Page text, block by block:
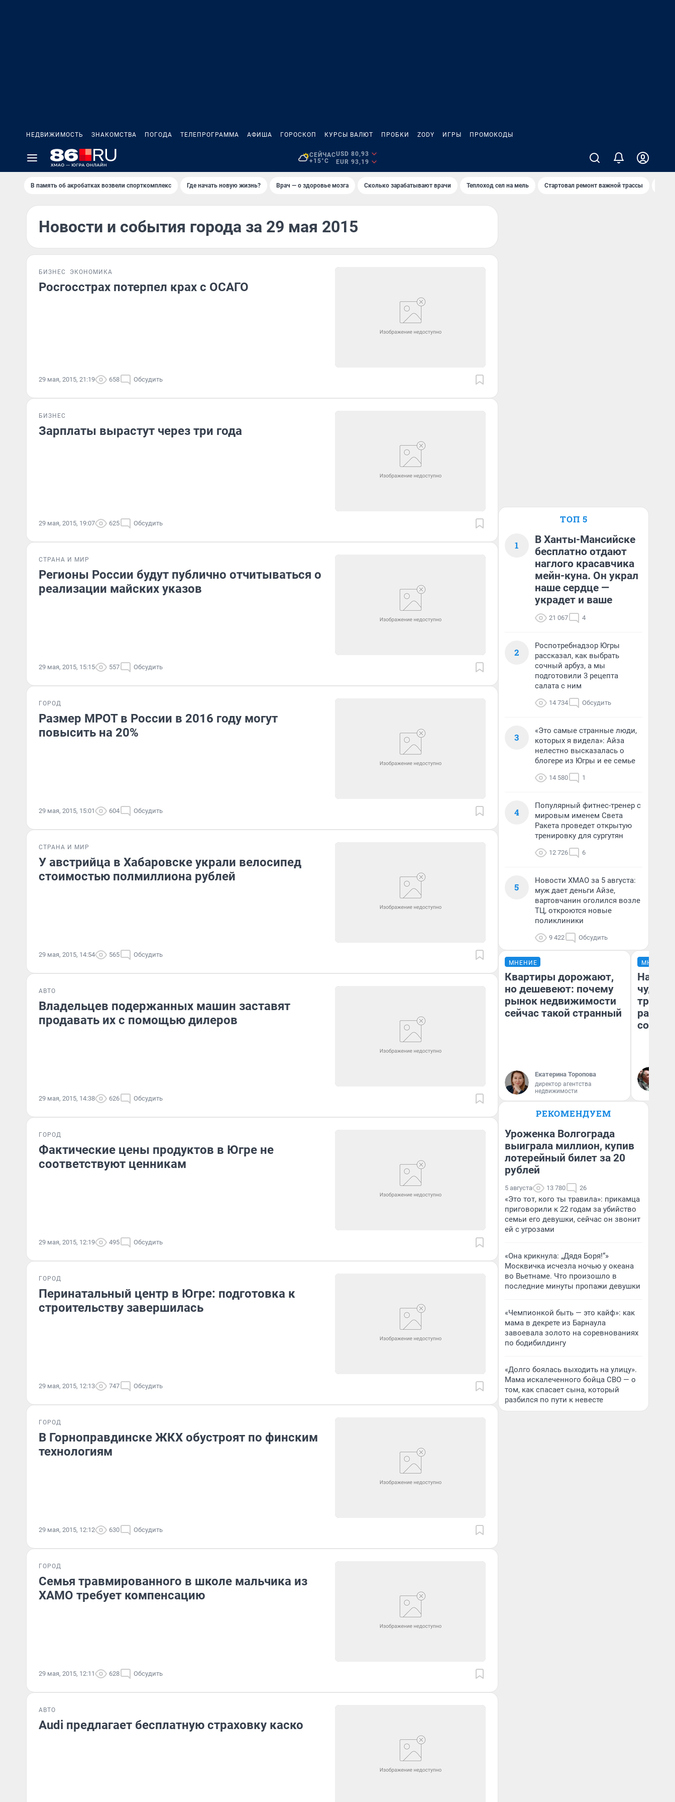
НЕДВИЖИМОСТЬ ЗНАКОМСТВА ПОГОДА ТЕЛЕПРОГРАММА АФИША ГОРОСКОП КУРСЫ ВАЛЮТ ПРОБКИ ZODY ИГРЫ ПРОМОКОДЫ
СЕЙЧАС
+15°C
USD 80,93
EUR 93,19
В память об акробатках возвели спорткомплекс Где начать новую жизнь? Врач — о здоровье мозга Сколько зарабатывают врачи Теплоход сел на мель Стартовал ремонт важной трассы
Новости и события города за 29 мая 2015
БИЗНЕС ЭКОНОМИКА
Росгосстрах потерпел крах с ОСАГО
29 мая, 2015, 21:19 658 Обсудить
БИЗНЕС
Зарплаты вырастут через три года
29 мая, 2015, 19:07 625 Обсудить
СТРАНА И МИР
Регионы России будут публично отчитываться о
реализации майских указов
29 мая, 2015, 15:15 557 Обсудить
ГОРОД
Размер МРОТ в России в 2016 году могут
повысить на 20%
29 мая, 2015, 15:01 604 Обсудить
СТРАНА И МИР
У австрийца в Хабаровске украли велосипед
стоимостью полмиллиона рублей
29 мая, 2015, 14:54 565 Обсудить
АВТО
Владельцев подержанных машин заставят
продавать их с помощью дилеров
29 мая, 2015, 14:38 626 Обсудить
ГОРОД
Фактические цены продуктов в Югре не
соответствуют ценникам
29 мая, 2015, 12:19 495 Обсудить
ГОРОД
Перинатальный центр в Югре: подготовка к
строительству завершилась
29 мая, 2015, 12:13 747 Обсудить
ГОРОД
В Горноправдинске ЖКХ обустроят по финским
технологиям
29 мая, 2015, 12:12 630 Обсудить
ГОРОД
Семья травмированного в школе мальчика из
ХАМО требует компенсацию
29 мая, 2015, 12:11 628 Обсудить
АВТО
Audi предлагает бесплатную страховку каско
ТОП 5
1
В Ханты-Мансийске
бесплатно отдают
наглого красавчика
мейн-куна. Он украл
наше сердце —
украдет и ваше
21 067 4
2
Роспотребнадзор Югры
рассказал, как выбрать
сочный арбуз, а мы
подготовили 3 рецепта
салата с ним
14 734 Обсудить
3
«Это самые странные люди,
которых я видела»: Айза
нелестно высказалась о
блогере из Югры и ее семье
14 580 1
4
Популярный фитнес-тренер с
мировым именем Света
Ракета проведет открытую
тренировку для сургутян
12 726 6
5
Новости ХМАО за 5 августа:
муж дает деньги Айзе,
вартовчанин оголился возле
ТЦ, откроются новые
поликлиники
9 422 Обсудить
МНЕНИЕ
Квартиры дорожают,
но дешевеют: почему
рынок недвижимости
сейчас такой странный
Екатерина Торопова
директор агентства
недвижимости
МНЕНИЕ
чудом
РЕКОМЕНДУЕМ
Уроженка Волгограда
выиграла миллион, купив
лотерейный билет за 20
рублей
5 августа 13 780 26
«Это тот, кого ты травила»: прикамца
приговорили к 22 годам за убийство
семьи его девушки, сейчас он звонит
ей с угрозами
«Она крикнула: „Дядя Боря!“»
Москвичка исчезла ночью у океана
во Вьетнаме. Что произошло в
последние минуты пропажи девушки
«Чемпионкой быть — это кайф»: как
мама в декрете из Барнаула
завоевала золото на соревнованиях
по бодибилдингу
«Долго боялась выходить на улицу».
Мама искалеченного бойца СВО — о
том, как спасает сына, который
разбился по пути к невесте